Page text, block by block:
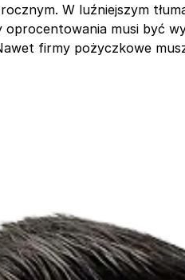
W luźniejszym
musi być
firmy pożyczkowe